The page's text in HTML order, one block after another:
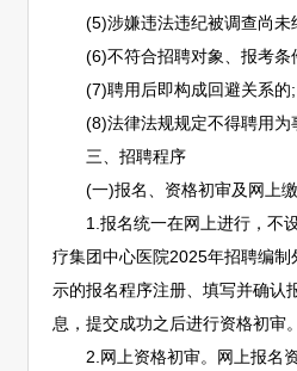
(5)涉嫌违法违纪被调查尚未
(6)不符合招聘对象、报考
(7)聘用后即构成回避关系的;
(8)法律法规规定不得聘用为
三、 招聘程序
(一)报名、资格初审及网上
1.报名统一在网上进行，不设
疗集团中心医院2025年招聘编制
示的报名程序注册、填写并确认
息，提交成功之后进行资格初审。
2.网上资格初审。网上报名资